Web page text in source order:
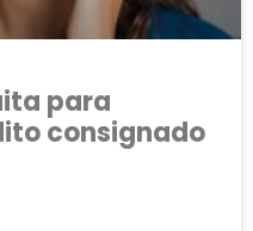
para
consignado